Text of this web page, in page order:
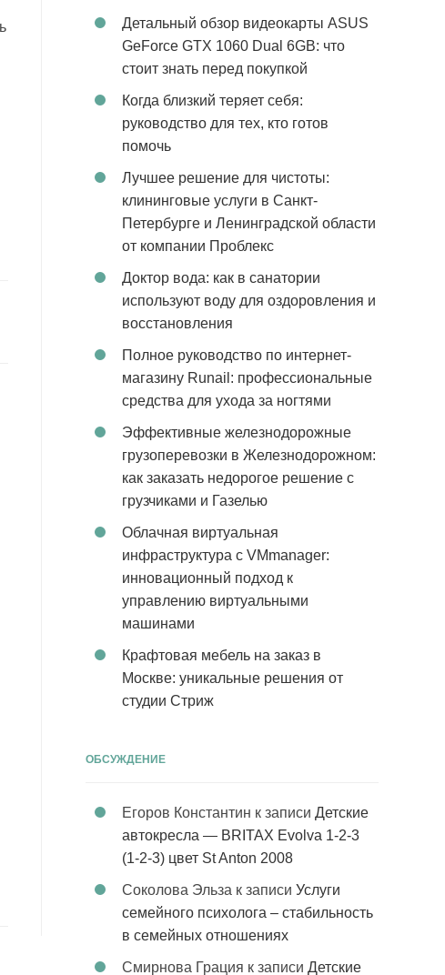
Детальный обзор видеокарты ASUS
GeForce GTX 1060 Dual 6GB: что
стоит знать перед покупкой
Когда близкий теряет себя:
руководство для тех, кто готов
помочь
Лучшее решение для чистоты:
клининговые услуги в Санкт-
Петербурге и Ленинградской области
от компании Проблекс
Доктор вода: как в санатории
используют воду для оздоровления и
восстановления
Полное руководство по интернет-
магазину Runail: профессиональные
средства для ухода за ногтями
Эффективные железнодорожные
грузоперевозки в Железнодорожном:
как заказать недорогое решение с
грузчиками и Газелью
Облачная виртуальная
инфраструктура с VMmanager:
инновационный подход к
управлению виртуальными
машинами
Крафтовая мебель на заказ в
Москве: уникальные решения от
студии Стриж
ОБСУЖДЕНИЕ
Егоров Константин к записи Детские
автокресла — BRITAX Evolva 1-2-3
(1-2-3) цвет St Anton 2008
Соколова Эльза к записи Услуги
семейного психолога – стабильность
в семейных отношениях
Смирнова Грация к записи Детские